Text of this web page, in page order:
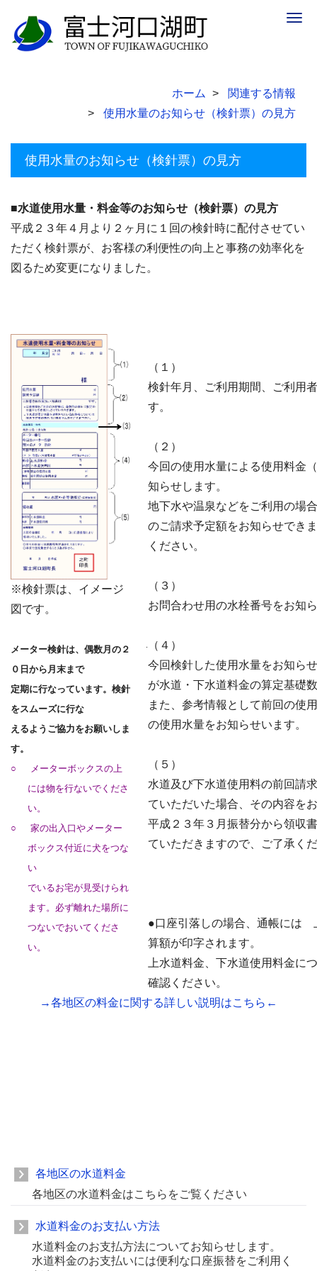
ホーム
関連する情報
使用水量のお知らせ（検針票）の見方
使用水量のお知らせ（検針票）の見方
■水道使用水量・料金等のお知らせ（検針票）の見方
平成２３年４月より２ヶ月に１回の検針時に配付させてい
ただく検針票が、お客様の利便性の向上と事務の効率化を
図るため変更になりました。
※検針票は、イメージ
図です。
メーター検針は、偶数月の２
０日から月末まで
定期に行なっています。検針
をスムーズに行な
えるようご協力をお願いしま
す。
○
メーターボックスの上
には物を行ないでくださ
い。
○
家の出入口やメーター
ボックス付近に犬をつな
い
でいるお宅が見受けられ
ます。必ず離れた場所に
つないでおいてくださ
い。
（１）
検針年月、ご利用期間、ご利用
す。
（２）
今回の使用水量による使用料金
知らせします。
地下水や温泉などをご利用の場
のご請求予定額をお知らせでき
ください。
（３）
お問合わせ用の水栓番号をお知
（４）
今回検針した使用水量をお知ら
が水道・下水道料金の算定基礎
また、参考情報として前回の使
の使用水量をお知らせいます。
（５）
水道及び下水道使用料の前回請
ていただいた場合、その内容を
平成２３年３月振替分から領収
ていただきますので、ご了承く
●口座引落しの場合、通帳には
算額が印字されます。
上水道料金、下水道使用料金に
確認ください。
→各地区の料金に関する詳しい説明はこちら←
各地区の水道料金
各地区の水道料金はこちらをご覧ください
水道料金のお支払い方法
水道料金のお支払方法についてお知らせします。
水道料金のお支払いには便利な口座振替をご利用く